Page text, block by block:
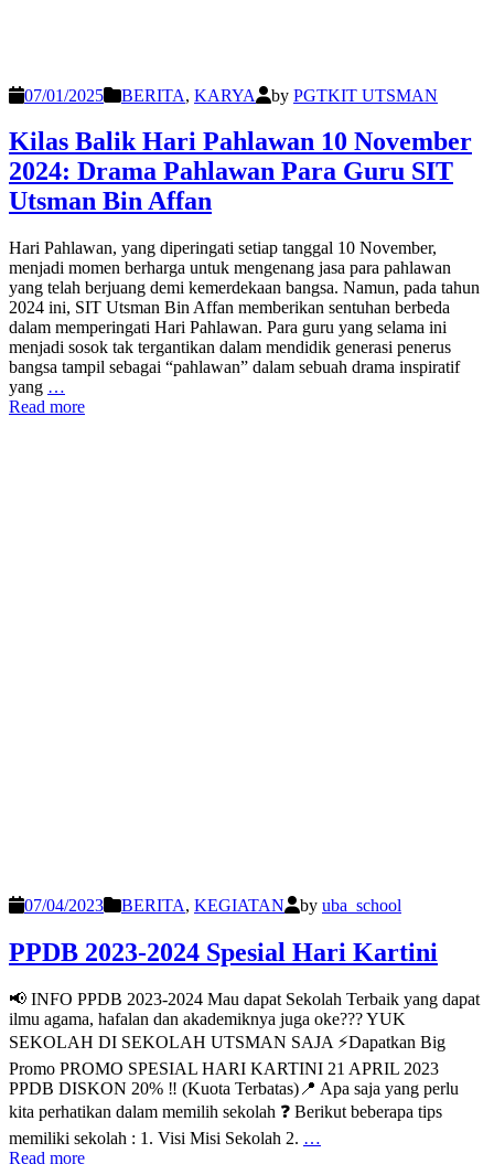
07/01/2025 BERITA, KARYA by PGTKIT UTSMAN
Kilas Balik Hari Pahlawan 10 November
2024: Drama Pahlawan Para Guru SIT
Utsman Bin Affan
Hari Pahlawan, yang diperingati setiap tanggal 10 November,
menjadi momen berharga untuk mengenang jasa para pahlawan
yang telah berjuang demi kemerdekaan bangsa. Namun, pada tahun
2024 ini, SIT Utsman Bin Affan memberikan sentuhan berbeda
dalam memperingati Hari Pahlawan. Para guru yang selama ini
menjadi sosok tak tergantikan dalam mendidik generasi penerus
bangsa tampil sebagai “pahlawan” dalam sebuah drama inspiratif
yang …
Read more
07/04/2023 BERITA, KEGIATAN by uba_school
PPDB 2023-2024 Spesial Hari Kartini
📢 INFO PPDB 2023-2024 Mau dapat Sekolah Terbaik yang dapat
ilmu agama, hafalan dan akademiknya juga oke??? YUK
SEKOLAH DI SEKOLAH UTSMAN SAJA ⚡Dapatkan Big
Promo PROMO SPESIAL HARI KARTINI 21 APRIL 2023
PPDB DISKON 20% ‼️ (Kuota Terbatas)📍 Apa saja yang perlu
kita perhatikan dalam memilih sekolah ❓ Berikut beberapa tips
memiliki sekolah : 1. Visi Misi Sekolah 2. …
Read more